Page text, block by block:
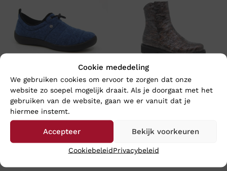
Cookie mededeling
We gebruiken cookies om ervoor te zorgen dat onze
website zo soepel mogelijk draait. Als je doorgaat met het
gebruiken van de website, gaan we er vanuit dat je
hiermee instemt.
Accepteer Bekijk voorkeuren
CookiebeleidPrivacybeleid
Rohde 2002 – Wijdte G
69,95
Footnotes LARA – Wijdte K
Nieuw